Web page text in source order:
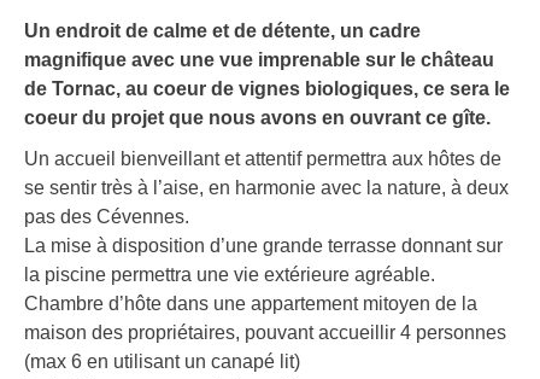
Un endroit de calme et de détente, un cadre
magnifique avec une vue imprenable sur le château
de Tornac, au coeur de vignes biologiques, ce sera le
coeur du projet que nous avons en ouvrant ce gîte.
Un accueil bienveillant et attentif permettra aux hôtes de
se sentir très à l’aise, en harmonie avec la nature, à deux
pas des Cévennes.
La mise à disposition d’une grande terrasse donnant sur
la piscine permettra une vie extérieure agréable.
Chambre d’hôte dans une appartement mitoyen de la
maison des propriétaires, pouvant accueillir 4 personnes
(max 6 en utilisant un canapé lit)